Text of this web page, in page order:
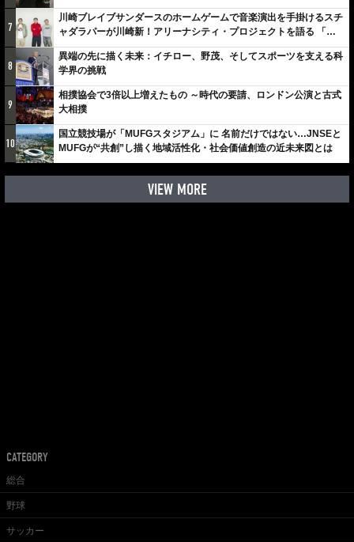
7
川崎ブレイブサンダースのホームゲームで音楽演出を手掛けるスチ
ャダラパーが川崎新！アリーナシティ・プロジェクトを語る 「楽
しみでしかないでしょ。川崎は、ずっと成長曲線だから」
8
異端の先に描く未来：イチロー、野茂、そしてスポーツを支える科
学界の挑戦
9
相撲協会で3倍以上増えたもの ～時代の要請、ロンドン公演と古式
大相撲
10
国立競技場が「MUFGスタジアム」に 名前だけではない…JNSEと
MUFGが“共創”し描く地域活性化・社会価値創造の近未来図とは
VIEW MORE
CATEGORY
総合
野球
サッカー